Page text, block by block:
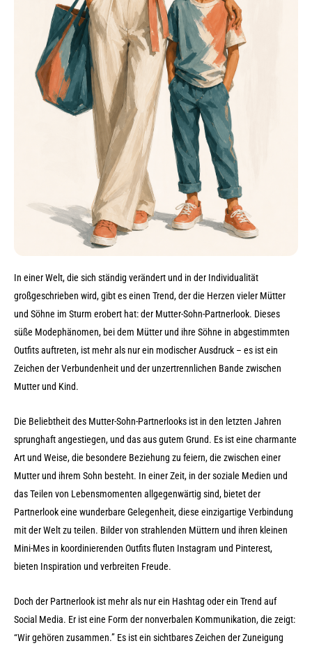
In einer Welt, die sich ständig verändert und in der Individualität
großgeschrieben wird, gibt es einen Trend, der die Herzen vieler Mütter
und Söhne im Sturm erobert hat: der Mutter-Sohn-Partnerlook. Dieses
süße Modephänomen, bei dem Mütter und ihre Söhne in abgestimmten
Outfits auftreten, ist mehr als nur ein modischer Ausdruck – es ist ein
Zeichen der Verbundenheit und der unzertrennlichen Bande zwischen
Mutter und Kind.
Die Beliebtheit des Mutter-Sohn-Partnerlooks ist in den letzten Jahren
sprunghaft angestiegen, und das aus gutem Grund. Es ist eine charmante
Art und Weise, die besondere Beziehung zu feiern, die zwischen einer
Mutter und ihrem Sohn besteht. In einer Zeit, in der soziale Medien und
das Teilen von Lebensmomenten allgegenwärtig sind, bietet der
Partnerlook eine wunderbare Gelegenheit, diese einzigartige Verbindung
mit der Welt zu teilen. Bilder von strahlenden Müttern und ihren kleinen
Mini-Mes in koordinierenden Outfits fluten Instagram und Pinterest,
bieten Inspiration und verbreiten Freude.
Doch der Partnerlook ist mehr als nur ein Hashtag oder ein Trend auf
Social Media. Er ist eine Form der nonverbalen Kommunikation, die zeigt:
“Wir gehören zusammen.” Es ist ein sichtbares Zeichen der Zuneigung